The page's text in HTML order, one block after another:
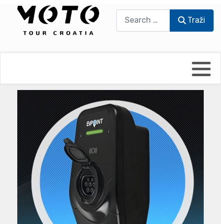
Traži
UmPaDrum
Moto servisi
Impressum
Damir Žerić - ELPASSO
Dario Dinter - Moto TOZ
Igor Kreč - UmPaDrum
Igor Kukec Brmbi
Slaven Gajdek
Moto putopisi
Vikend vožnje